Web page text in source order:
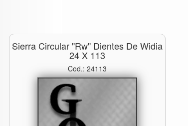
Sierra Circular "rw" Dientes De Widia
24 X 113
Cod.: 24113